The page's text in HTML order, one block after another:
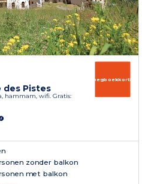
des Pistes
hammam, wifi. Gratis:
Vroegboekkorting
zonder balkon
met balkon